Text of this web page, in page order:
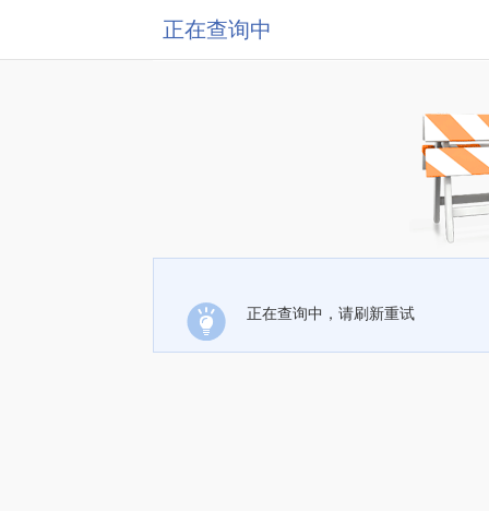
正在查询中
正在查询中，请刷新重试